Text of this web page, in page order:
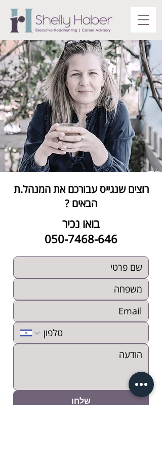
רוצים שנגייס עבורכם את המנהל.ת
הבאים ?
בואו נכיר
050-7468-646
שלחו